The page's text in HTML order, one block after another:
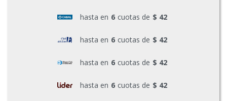
hasta en 6 cuotas de $ 42
hasta en 6 cuotas de $ 42
hasta en 6 cuotas de $ 42
hasta en 6 cuotas de $ 42
Piscinas e Inflables